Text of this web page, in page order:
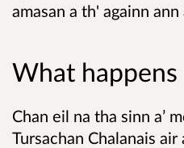
amasan a th' againn
What
Chan eil na tha sinn a’
Tursachan Chalanais